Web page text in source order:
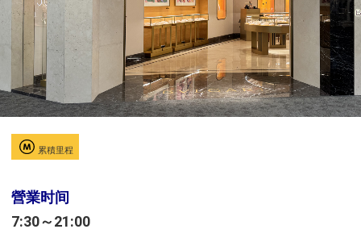
累積里程
營業时间
7:30～21:00